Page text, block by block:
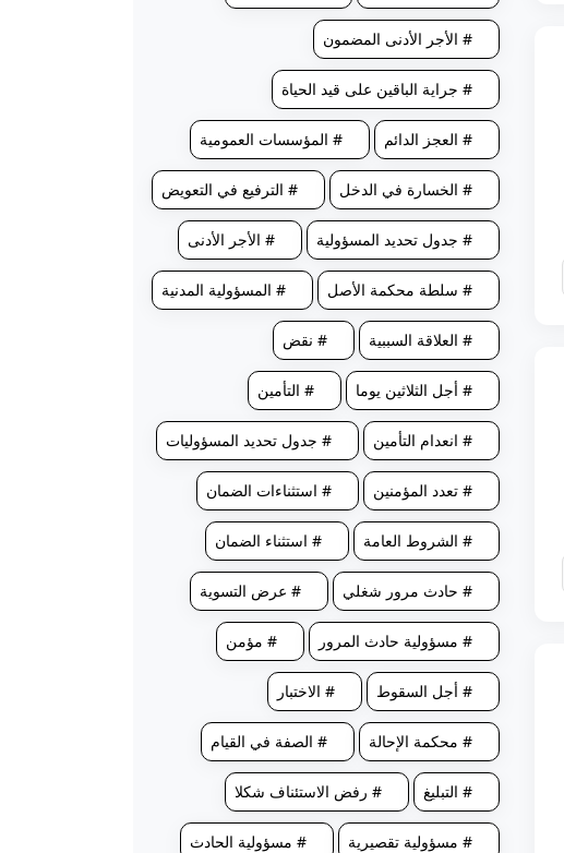
# الأجر الأدنى المضمون
# جراية الباقين على قيد الحياة
# العجز الدائم # المؤسسات العمومية
# الخسارة في الدخل # الترفيع في التعويض
# جدول تحديد المسؤولية # الأجر الأدنى
# سلطة محكمة الأصل # المسؤولية المدنية
# العلاقة السببية # نقض
# أجل الثلاثين يوما # التأمين
# انعدام التأمين # جدول تحديد المسؤوليات
# تعدد المؤمنين # استثناءات الضمان
# الشروط العامة # استثناء الضمان
# حادث مرور شغلي # عرض التسوية
# مسؤولية حادث المرور # مؤمن
# أجل السقوط # الاختبار
# محكمة الإحالة # الصفة في القيام
# التبليغ # رفض الاستئناف شكلا
# مسؤولية تقصيرية # مسؤولية الحادث